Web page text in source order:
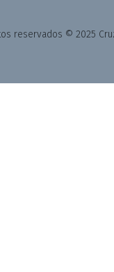
reservados © 2025